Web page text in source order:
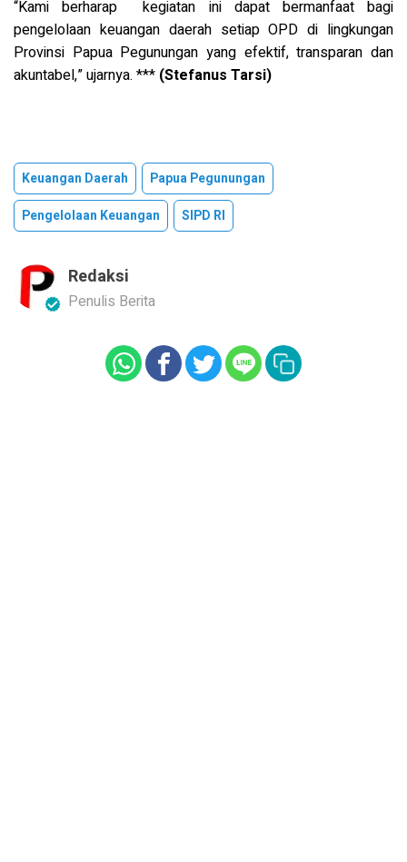
“Kami berharap kegiatan ini dapat bermanfaat bagi
pengelolaan keuangan daerah setiap OPD di lingkungan
Provinsi Papua Pegunungan yang efektif, transparan dan
akuntabel,” ujarnya. *** (Stefanus Tarsi)
Keuangan Daerah
Papua Pegunungan
Pengelolaan Keuangan
SIPD RI
Redaksi
Penulis Berita